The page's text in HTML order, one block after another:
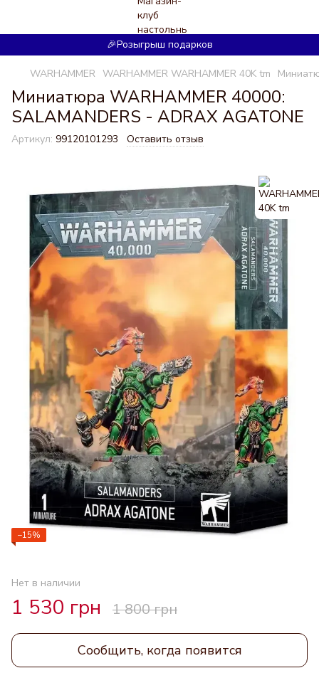
🎉Розыгрыш подарков
WARHAMMER WARHAMMER WARHAMMER 40K tm
Миниатюра WARHAMMER 40000:
SALAMANDERS - ADRAX AGATONE
Артикул: 99120101293 Оставить отзыв
−15%
Нет в наличии
1 530 грн 1 800 грн
Сообщить, когда появится